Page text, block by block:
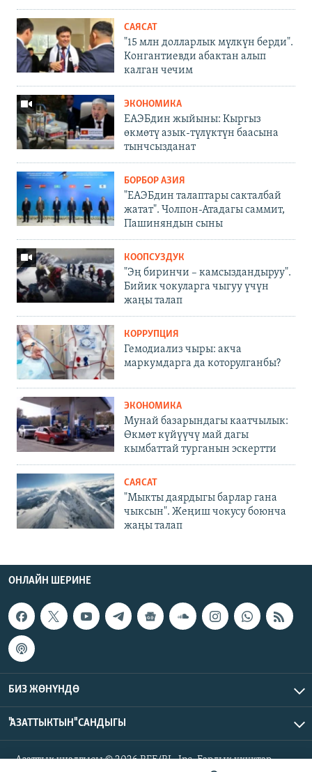
САЯСАТ
"15 млн долларлык мүлкүн берди".
Конгантиевди абактан алып
калган чечим
ЭКОНОМИКА
ЕАЭБдин жыйыны: Кыргыз
өкмөтү азык-түлүктүн баасына
тынчсызданат
БОРБОР АЗИЯ
"ЕАЭБдин талаптары сакталбай
жатат". Чолпон-Атадагы саммит,
Пашиняндын сыны
КООПСУЗДУК
"Эң биринчи – камсыздандыруу".
Бийик чокуларга чыгуу үчүн
жаңы талап
КОРРУПЦИЯ
Гемодиализ чыры: акча
маркумдарга да которулганбы?
ЭКОНОМИКА
Мунай базарындагы каатчылык:
Өкмөт күйүүчү май дагы
кымбаттай турганын эскертти
САЯСАТ
"Мыкты даярдыгы барлар гана
чыксын". Жеңиш чокусу боюнча
жаңы талап
ОНЛАЙН ШЕРИНЕ
БИЗ ЖӨНҮНДӨ
"АЗАТТЫКТЫН" САНДЫГЫ
Азаттык үналгысы © 2026 RFE/RL, Inc. Бардык укуктар